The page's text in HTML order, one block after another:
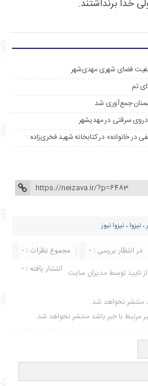
خدا برنداشتند.
فضای شهری مهدی‌شهر
تم
در خانواده» در کتابخانه شهید فخری‌زاده
، نیزوا ، نیزوا نیوز
مجموع نظرات : 0
در انتظار بررسی : 0
انتشار یافته : ۰ تایید توسط مدیران سایت
منتشر نخواهد شد.
مرتبط با خبر باشد منتشر نخواهد شد.